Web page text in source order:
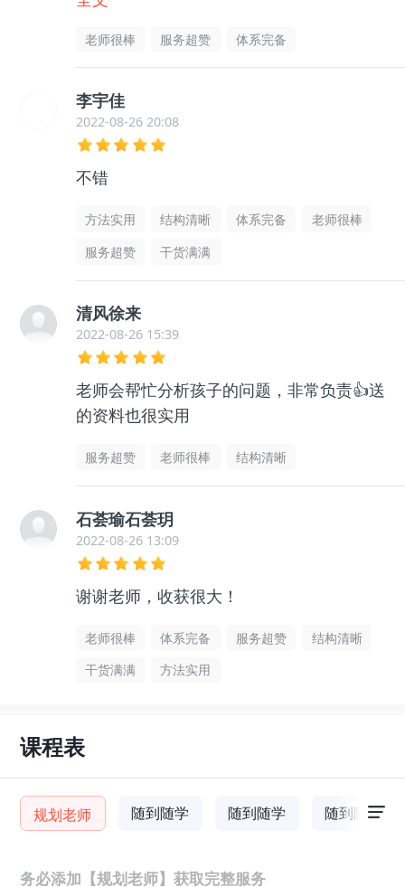
用的
老师很棒 服务超赞 体系完备
李宇佳
2022-08-26 20:08
不错
方法实用 结构清晰 体系完备
老师很棒
服务超赞
干货满满
清风徐来
2022-08-26 15:39
老师会帮忙分析孩子的问题，非常负责👍送
的资料也很实用
服务超赞 老师很棒 结构清晰
石荟瑜石荟玥
2022-08-26 13:09
谢谢老师，收获很大！
老师很棒 体系完备 服务超赞
结构清晰
干货满满
方法实用
课程表
规划老师 随到随学 随到随学 随到随学
务必添加【规划老师】获取完整服务